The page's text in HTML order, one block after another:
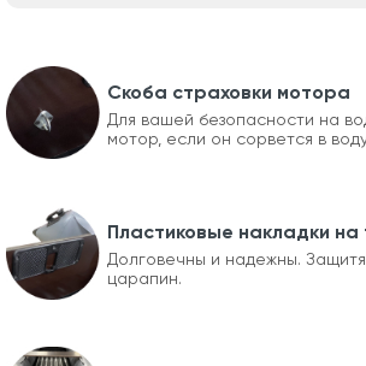
Скоба страховки мотора
Для вашей безопасности на
мотор, если он сорвется в
Пластиковые накладки на
Долговечны и надежны.
царапин.